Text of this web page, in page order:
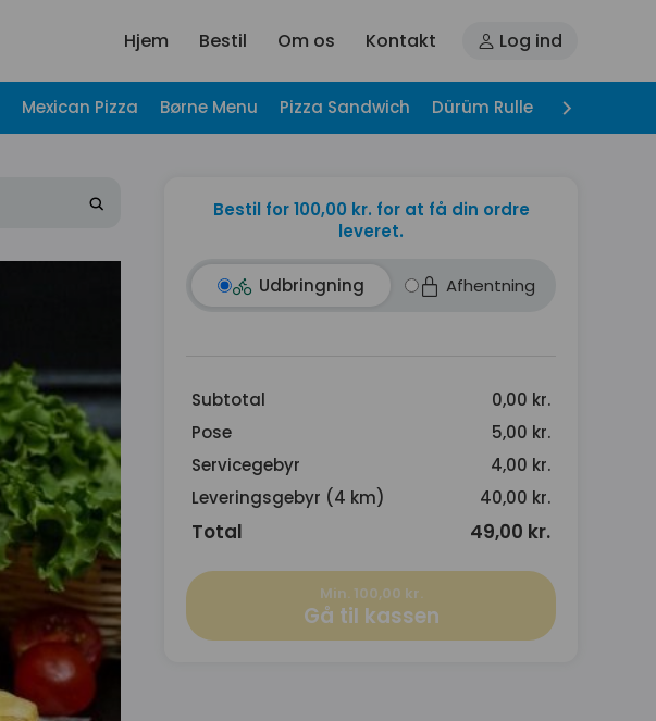
Hjem Bestil Om os Kontakt Log ind
Mexican Pizza Børne Menu Pizza Sandwich Dürüm Rulle
Bestil for 100,00 kr. for at få din ordre
leveret.
Udbringning Afhentning
Subtotal
0,00 kr.
Pose
5,00 kr.
Servicegebyr
4,00 kr.
Leveringsgebyr (4 km)
40,00 kr.
Total 49,00 kr.
Min. 100,00 kr.
Gå til kassen